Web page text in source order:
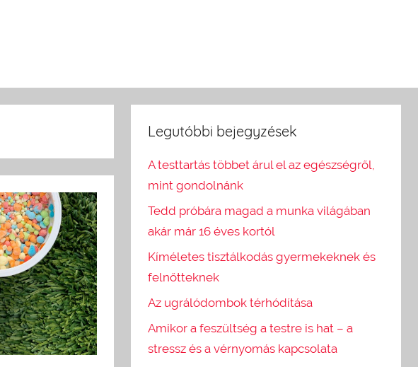
Legutóbbi bejegyzések
A testtartás többet árul el az egészségről,
mint gondolnánk
Tedd próbára magad a munka világában
akár már 16 éves kortól
Kíméletes tisztálkodás gyermekeknek és
felnőtteknek
Az ugrálódombok térhódítása
Amikor a feszültség a testre is hat – a
stressz és a vérnyomás kapcsolata